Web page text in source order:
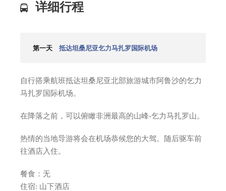
详细行程
第一天 抵达坦桑尼亚乞力马扎罗国际机场
自行搭乘航班抵达坦桑尼亚北部旅游城市阿鲁沙的乞力
马扎罗国际机场。
在降落之前，可以俯瞰非洲最高的山峰-乞力马扎罗山。
热情的当地导游将会在机场恭候您的大驾。随后驱车前
往酒店入住。
餐食：无
住宿: 山下酒店